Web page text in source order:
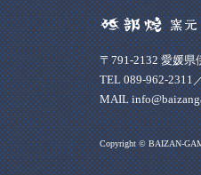
〒791-2132 愛媛県
TEL 089-962-2311
MAIL
Copyright © BAIZAN-